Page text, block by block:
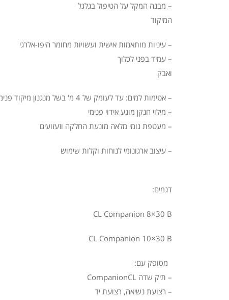
– מבנה המקל על הטיפול בגלגל
– עיניות מותאמות אישית ועשויות מחומר היפו-אלרגי
– עמיד בפני לכלוך
– אטימות למים: עד לעומק של 4 מ' בשל מנגנון מיקוד פנימי
– מילוי חנקן מונע אידוי פנימי
– מעטפת גומי מלאה מונעת החלקה
– עיצוב ארגונומי לנוחות וקלות שימוש
דגמים:
CL Companion 8×30 B
CL Companion 10×30 B
מסופק עם:
– תיק שדה CompanionCL
– רצועת נשיאה, רצועת יד